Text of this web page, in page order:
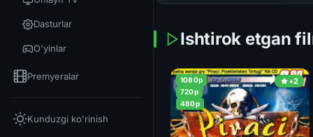
Dasturlar
O'yinlar
Premyeralar
Kunduzgi ko'rinish
Ishtirok etgan
+2
1080p
720p
480p